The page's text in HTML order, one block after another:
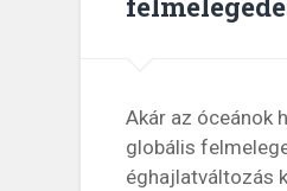
Akár az óceánok
globális
éghajlatváltozás